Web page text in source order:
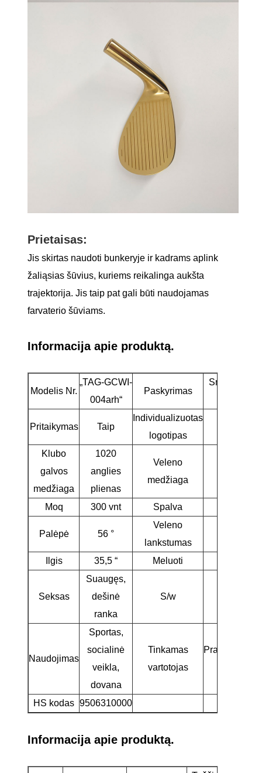
Prietaisas:
Jis skirtas naudoti bunkeryje ir kadrams aplink
žaliąsias šūvius, kuriems reikalinga aukšta
trajektorija. Jis taip pat gali būti naudojamas
farvaterio šūviams.
Informacija apie produktą.
Modelis Nr.
„TAG-GCWI-
004arh“
Paskyrimas
Smėlio
Pritaikymas Taip
Individualizuotas
logotipas
Klubo
galvos
medžiaga
1020
anglies
plienas
Veleno
medžiaga
Moq 300 vnt Spalva
Palėpė 56 °
Veleno
lankstumas
Ilgis 35,5 “ Meluoti
Seksas
Suaugęs,
dešinė
ranka
S/w
Naudojimas
Sportas,
socialinė
veikla,
dovana
Tinkamas
vartotojas
HS kodas 9506310000
Informacija apie produktą.